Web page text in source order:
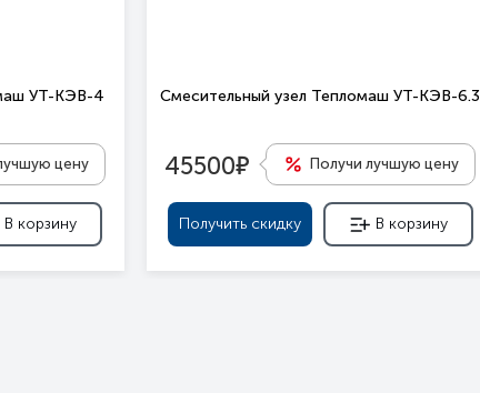
УТ-КЭВ-4
цену
В корзину
Смесительный узел Тепломаш УТ-КЭВ-6.3
45500е Получи лучшую цену
Получить скидку В корзину